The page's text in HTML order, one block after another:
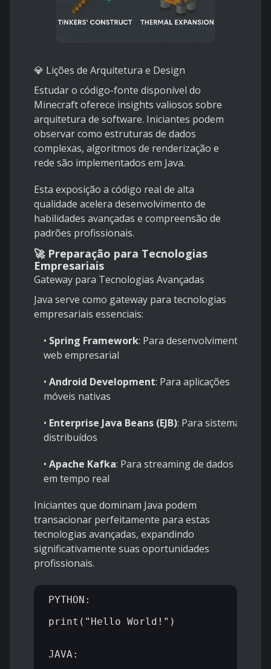
💎 Lições de Arquitetura e Design
Estudar o código-fonte disponível do
Minecraft oferece insights valiosos sobre
arquitetura de software. Iniciantes podem
observar como estruturas de dados
complexas, algoritmos de renderização e
rede são implementados em Java.
Esta exposição a código real de alta
qualidade acelera desenvolvimento de
habilidades avançadas e compreensão de
padrões profissionais.
🚀 Preparação para Tecnologias
Empresariais
Gateway para Tecnologias Avançadas
Java serve como gateway para tecnologias
empresariais essenciais:
• Spring Framework: Para desenvolvimento
web empresarial
• Android Development: Para aplicações
móveis nativas
• Enterprise Java Beans (EJB): Para sistemas
distribuídos
• Apache Kafka: Para streaming de dados
em tempo real
Iniciantes que dominam Java podem
transacionar perfeitamente para estas
tecnologias avançadas, expandindo
significativamente suas oportunidades
profissionais.
PYTHON:
print("Hello World!")
JAVA: